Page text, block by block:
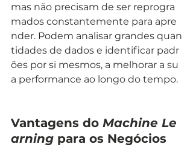
mas não precisam de ser reprogra
mados constantemente para apre
nder. Podem analisar grandes quan
tidades de dados e identificar padr
ões por si mesmos, a melhorar a su
a performance ao longo do tempo.
Vantagens do Machine Le
arning para os Negócios